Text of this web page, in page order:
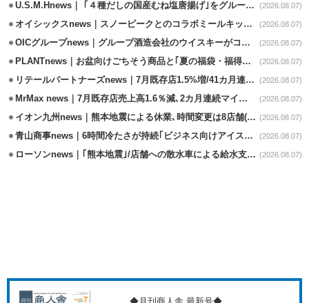
U.S.M.Hnews｜ ｢４種だしの国産むね塩唐揚げ｣をグループ610店で共同販促 (2026.08.07)
オイシックスnews｜スノーピークとのコラボミールキット8/13発売 (2026.08.07)
OICグループnews｜グループ酒造会社のウイスキーがコンペティション受賞 (2026.08.07)
PLANTnews｜お盆向けごちそう商品と｢夏の福袋・福得カート｣8/8から開催 (2026.08.07)
リテールパートナーズnews｜7月既存店1.5%増/41カ月連続増 (2026.08.07)
MrMax news｜7月既存店売上高1.6％減､2カ月連続マイナス (2026.08.07)
イオン九州news｜熊本地震による休業､時間変更は8店舗(8/7時点) (2026.08.07)
青山商事news｜6時間冷たさが持続｢ビジネス向けアイスベスト｣発売 (2026.08.07)
ローソンnews｜｢熊本地震｣/店舗への散水車による給水支援を開始 (2026.08.07)